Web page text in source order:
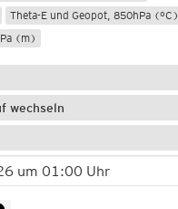
Theta-E und Geopot, 850hPa (°C)
(m)
wechseln